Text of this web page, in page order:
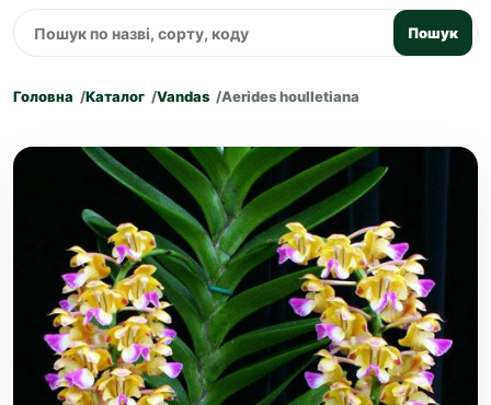
Пошук
Головна Каталог Vandas Aerides houlletiana